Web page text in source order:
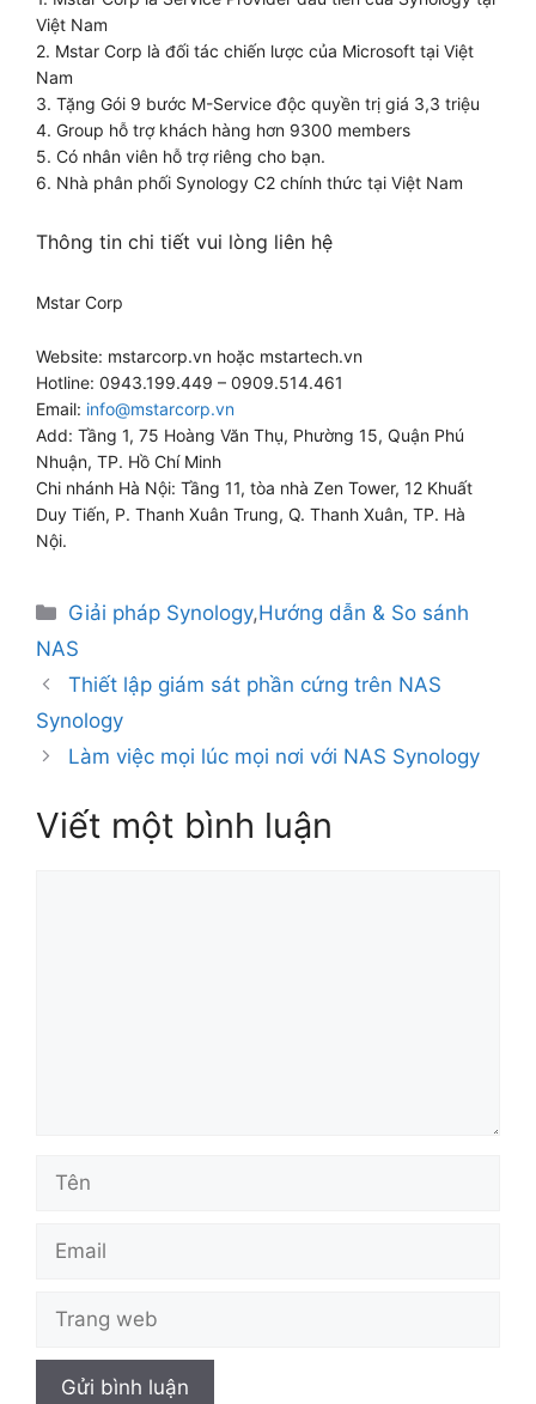
Việt Nam
2. Mstar Corp là đối tác chiến lược của Microsoft tại Việt
Nam
3. Tặng Gói 9 bước M-Service độc quyền trị giá 3,3 triệu
4. Group hỗ trợ khách hàng hơn 9300 members
5. Có nhân viên hỗ trợ riêng cho bạn.
6. Nhà phân phối Synology C2 chính thức tại Việt Nam
Thông tin chi tiết vui lòng liên hệ
Mstar Corp
Website: mstarcorp.vn hoặc mstartech.vn
Hotline: ‭0943.199.449 – ‭0909.514.461
Email: info@mstarcorp.vn
Add: Tầng 1, 75 Hoàng Văn Thụ, Phường 15, Quận Phú
Nhuận, TP. Hồ Chí Minh
Chi nhánh Hà Nội: Tầng 11, tòa nhà Zen Tower, 12 Khuất
Duy Tiến, P. Thanh Xuân Trung, Q. Thanh Xuân, TP. Hà
Nội.
Giải pháp Synology,Hướng dẫn & So sánh
NAS
Thiết lập giám sát phần cứng trên NAS
Synology
Làm việc mọi lúc mọi nơi với NAS Synology
Viết một bình luận